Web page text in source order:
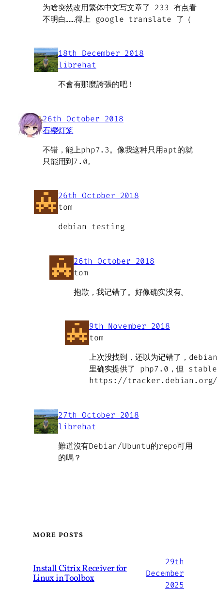
为啥突然改用繁体中文写文章了 233 有点看
不明白……得上 google translate 了（
18th December 2018
librehat
不會有那麼誇張的吧！
26th October 2018
石樱灯笼
不错，能上php7.3。像我这种只用apt的就
只能用到7.0。
26th October 2018
tom
debian testing
26th October 2018
tom
抱歉，我记错了。好像确实没有。
9th November 2018
tom
上次没找到，还以为记错了，
里确实提供了 php7.0，但 stable
https://tracker.debian.org/
27th October 2018
librehat
難道沒有Debian/Ubuntu的repo可用
的嗎？
MORE POSTS
Install Citrix Receiver for
Linux in Toolbox
29th
December
2025